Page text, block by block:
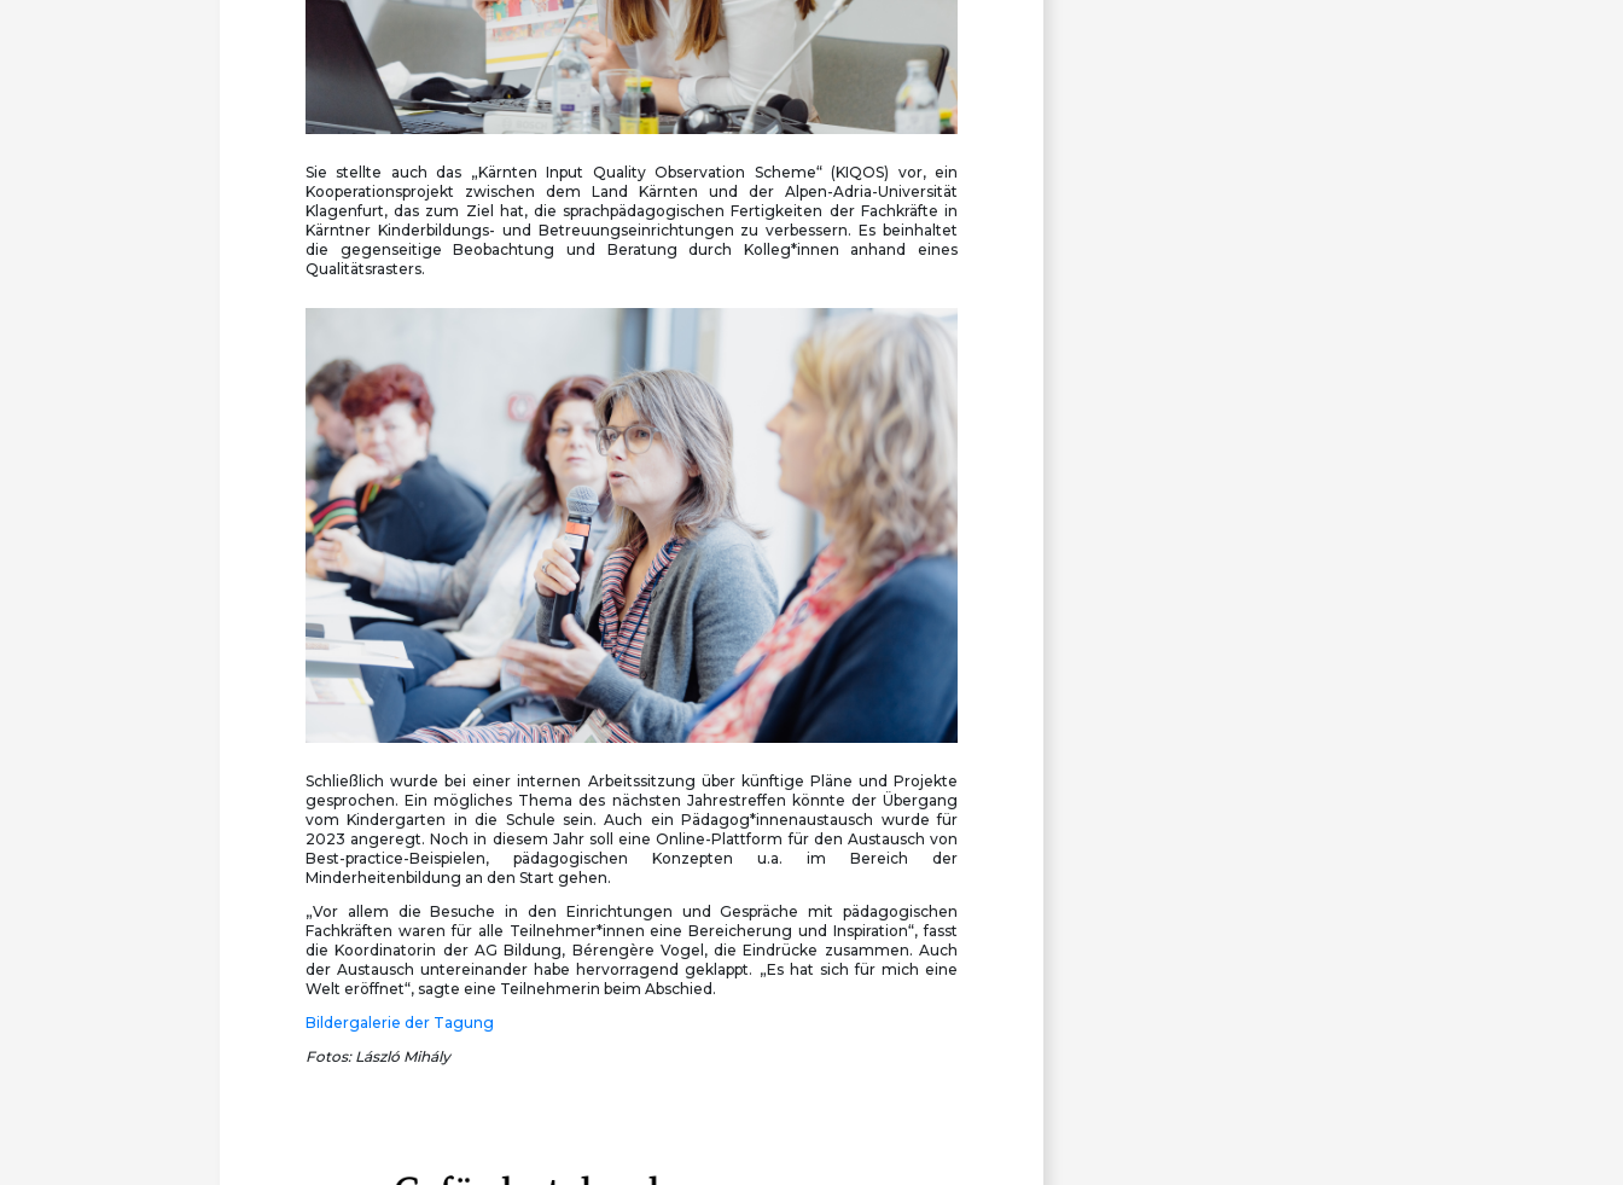
Sie stellte auch das „Kärnten Input Quality Observation Scheme“ (KIQOS) vor, ein
Kooperationsprojekt zwischen dem Land Kärnten und der Alpen-Adria-Universität
Klagenfurt, das zum Ziel hat, die sprachpädagogischen Fertigkeiten der Fachkräfte in
Kärntner Kinderbildungs- und Betreuungseinrichtungen zu verbessern. Es beinhaltet
die gegenseitige Beobachtung und Beratung durch Kolleg*innen anhand eines
Qualitätsrasters.
Schließlich wurde bei einer internen Arbeitssitzung über künftige Pläne und Projekte
gesprochen. Ein mögliches Thema des nächsten Jahrestreffen könnte der Übergang
vom Kindergarten in die Schule sein. Auch ein Pädagog*innenaustausch wurde für
2023 angeregt. Noch in diesem Jahr soll eine Online-Plattform für den Austausch von
Best-practice-Beispielen, pädagogischen Konzepten u.a. im Bereich der
Minderheitenbildung an den Start gehen.
„Vor allem die Besuche in den Einrichtungen und Gespräche mit pädagogischen
Fachkräften waren für alle Teilnehmer*innen eine Bereicherung und Inspiration“, fasst
die Koordinatorin der AG Bildung, Bérengère Vogel, die Eindrücke zusammen. Auch
der Austausch untereinander habe hervorragend geklappt. „Es hat sich für mich eine
Welt eröffnet“, sagte eine Teilnehmerin beim Abschied.
Bildergalerie der Tagung
Fotos: László Mihály